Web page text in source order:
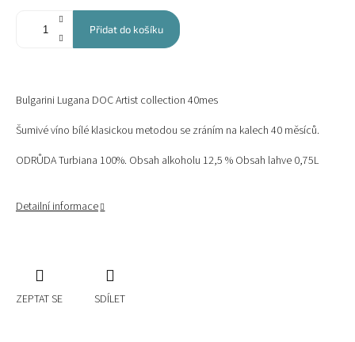
Přidat do košíku
Bulgarini Lugana DOC Artist collection 40mes
Šumivé víno bílé klasickou metodou se zráním na kalech 40 měsíců.
ODRŮDA Turbiana 100%. Obsah alkoholu 12,5 % Obsah lahve 0,75L
Detailní informace
ZEPTAT SE SDÍLET